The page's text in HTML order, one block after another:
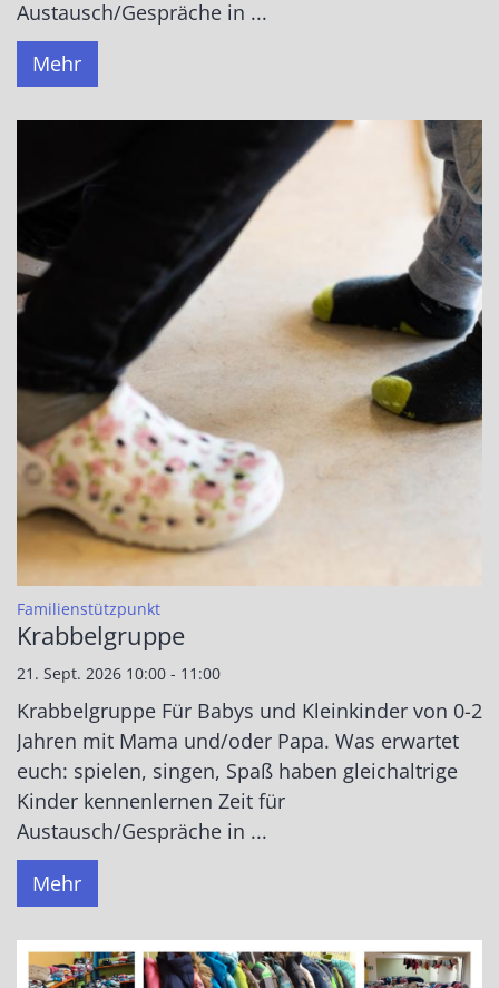
Austausch/Gespräche in ...
Mehr
Familienstützpunkt:
Krabbelgruppe
21. Sept. 2026 10:00 - 11:00
Krabbelgruppe Für Babys und Kleinkinder von 0-2
Jahren mit Mama und/oder Papa. Was erwartet
euch: spielen, singen, Spaß haben gleichaltrige
Kinder kennenlernen Zeit für
Austausch/Gespräche in ...
Mehr